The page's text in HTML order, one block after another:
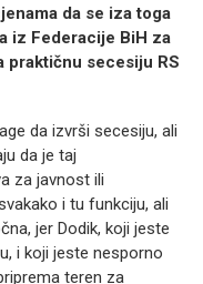
da se iza toga
iz Federacije BiH za
praktičnu secesiju RS
da izvrši secesiju, ali
da je taj
za javnost ili
i tu funkciju, ali
jer Dodik, koji jeste
i koji jeste nesporno
teren za